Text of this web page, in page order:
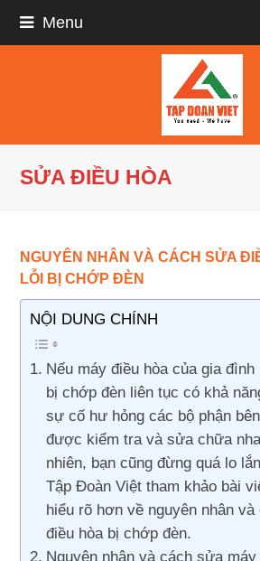
Menu
SỬA ĐIỀU HÒA
NGUYÊN NHÂN VÀ CÁCH SỬA
LỖI BỊ CHỚP ĐÈN
NỘI DUNG CHÍNH
Nếu máy điều hòa của gia
bị chớp đèn liên tục có khả
sự cố hư hỏng các bộ phận
được kiểm tra và sửa chữa
nhiên, bạn cũng đừng quá lo
Tập Đoàn Việt tham khảo bài
hiểu rõ hơn về nguyên nhân
điều hòa bị chớp đèn.
Nguyên nhân và cách sửa máy